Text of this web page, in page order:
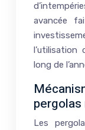
avancée
long de
Les